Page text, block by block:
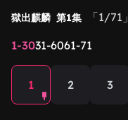
獄出麒麟 第1集
「1/71」
1-3031-6061-71
1 2 3